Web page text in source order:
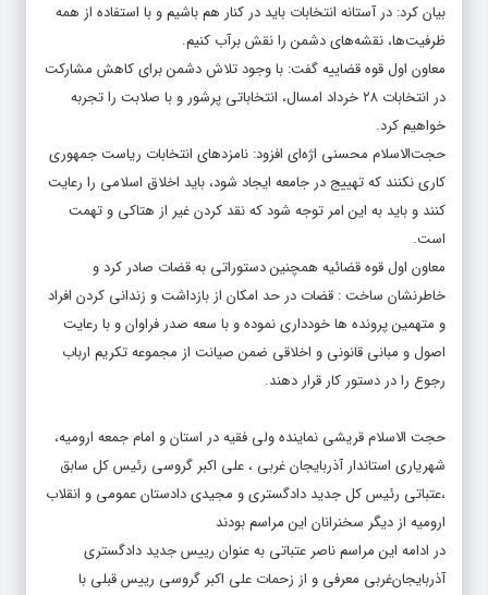
بیان کرد: در آستانه انتخابات باید در کنار هم باشیم و با استفاده از همه
ظرفیت‌ها، نقشه‌های دشمن را نقش برآب کنیم.
معاون اول قوه قضاییه گفت: با وجود تلاش دشمن برای کاهش مشارکت
در انتخابات ۲۸ خرداد امسال، انتخاباتی پرشور و با صلابت را تجربه
خواهیم کرد.
حجت‌الاسلام محسنی اژه‌ای افزود: نامزدهای انتخابات ریاست جمهوری
کاری نکنند که تهییج در جامعه ایجاد شود، باید اخلاق اسلامی را رعایت
کنند و باید به این امر توجه شود که نقد کردن غیر از هتاکی و تهمت
است.
معاون اول قوه قضائیه همچنین دستوراتی به قضات صادر کرد و
خاطرنشان ساخت : قضات در حد امکان از بازداشت و زندانی کردن افراد
و متهمین پرونده ها خودداری نموده و با سعه صدر فراوان و با رعایت
اصول و مبانی قانونی و اخلاقی ضمن صیانت از مجموعه تکریم ارباب
رجوع را در دستور کار قرار دهند.
حجت الاسلام قریشی نماینده ولی فقیه در استان و امام جمعه ارومیه،
شهریاری استاندار آذربایجان غربی ، علی اکبر گروسی رئیس کل سابق
،عتباتی رئیس کل جدید دادگستری و مجیدی دادستان عمومی و انقلاب
ارومیه از دیگر سخنرانان این مراسم بودند
در ادامه این مراسم ناصر عتباتی به عنوان رییس جدید دادگستری
آذربایجان‌غربی معرفی و از زحمات علی اکبر گروسی رییس قبلی با